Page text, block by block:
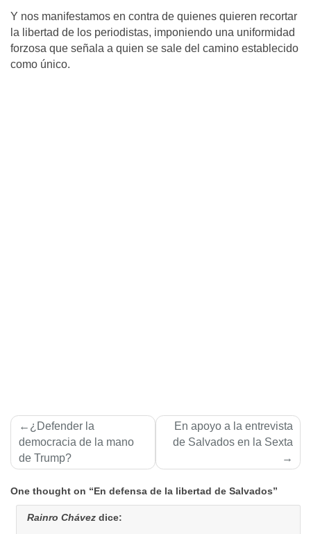
Y nos manifestamos en contra de quienes quieren recortar
la libertad de los periodistas, imponiendo una uniformidad
forzosa que señala a quien se sale del camino establecido
como único.
Navegación
de
entradas
¿Defender la
democracia de la mano
de Trump?
En apoyo a la entrevista
de Salvados en la Sexta
One thought on “En defensa de la libertad de Salvados”
Rainro Chávez dice: